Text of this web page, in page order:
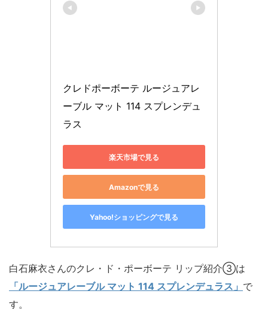
クレドポーボーテ ルージュアレ
ーブル マット 114 スプレンデュ
ラス
楽天市場で見る
Amazonで見る
Yahoo!ショッピングで見る
白石麻衣さんのクレ・ド・ポーボーテ リップ紹介③は
「ルージュアレーブル マット 114 スプレンデュラス」 で
す。